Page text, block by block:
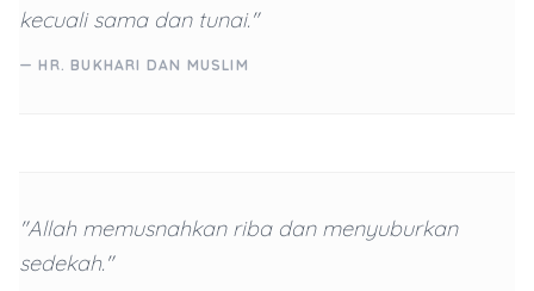
kecuali sama dan tunai."
— HR. BUKHARI DAN MUSLIM
"Allah memusnahkan riba dan menyuburkan
sedekah."